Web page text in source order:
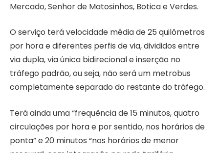
Mercado, Senhor de Matosinhos, Botica e Verdes.
O serviço terá velocidade média de 25 quilômetros
por hora e diferentes perfis de via, divididos entre
via dupla, via única bidirecional e inserção no
tráfego padrão, ou seja, não será um metrobus
completamente separado do restante do tráfego.
Terá ainda uma “frequência de 15 minutos, quatro
circulações por hora e por sentido, nos horários de
ponta” e 20 minutos “nos horários de menor